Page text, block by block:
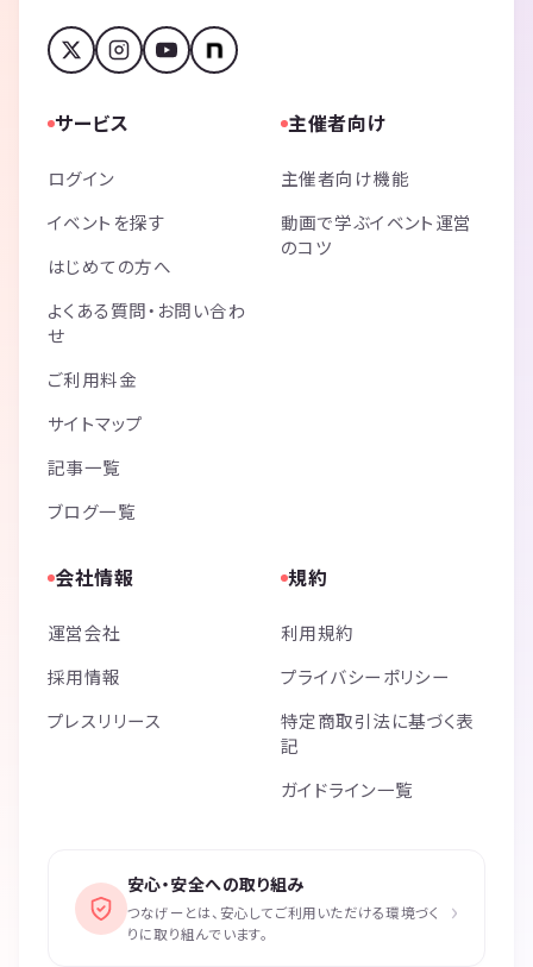
サービス
ログイン
イベントを探す
はじめての方へ
よくある質問・お問い合わ
せ
ご利用料金
サイトマップ
記事一覧
ブログ一覧
主催者向け
主催者向け機能
動画で学ぶイベント運営
のコツ
会社情報
運営会社
採用情報
プレスリリース
規約
利用規約
プライバシーポリシー
特定商取引法に基づく表
記
ガイドライン一覧
安心・安全への取り組み
つなげーとは、安心してご利用いただける環境づく
りに取り組んでいます。
›